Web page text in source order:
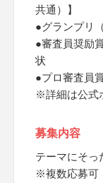
共通）】
●グランプリ
●審査員奨励
状
●プロ審査員
※詳細は公式
募集内容
テーマにそっ
※複数応募可